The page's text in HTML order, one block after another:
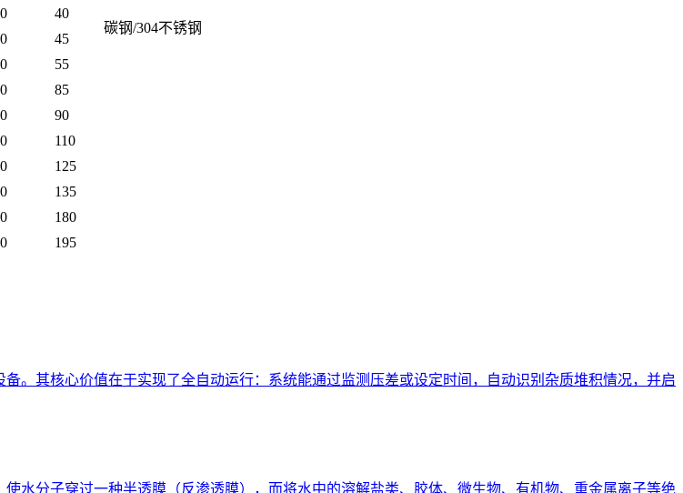
碳钢/304不锈钢
40
45
55
85
90
110
125
135
180
195
。其核心价值在于实现了全自动运行：系统能通过监测压差或设定时间，自动识别杂质堆积情况，并启
水分子穿过一种半透膜（反渗透膜），而将水中的溶解盐类、胶体、微生物、有机物、重金属离子等绝